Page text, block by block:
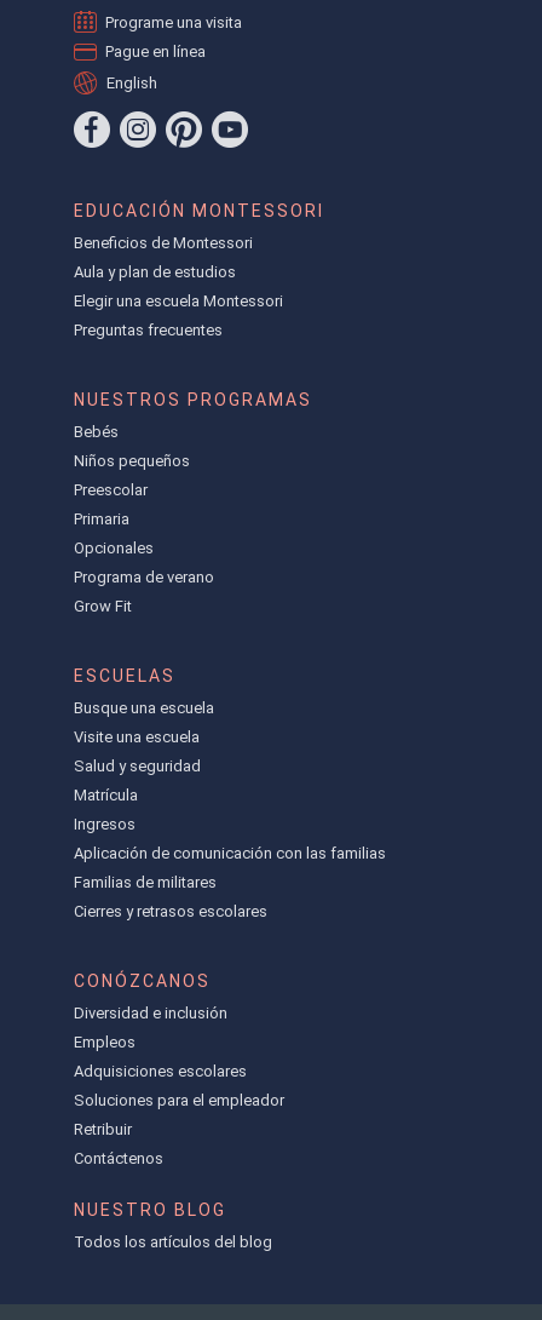
Programe una visita
Pague en línea
English
EDUCACIÓN MONTESSORI
Beneficios de Montessori
Aula y plan de estudios
Elegir una escuela Montessori
Preguntas frecuentes
NUESTROS PROGRAMAS
Bebés
Niños pequeños
Preescolar
Primaria
Opcionales
Programa de verano
Grow Fit
ESCUELAS
Busque una escuela
Visite una escuela
Salud y seguridad
Matrícula
Ingresos
Aplicación de comunicación con las familias
Familias de militares
Cierres y retrasos escolares
CONÓZCANOS
Diversidad e inclusión
Empleos
Adquisiciones escolares
Soluciones para el empleador
Retribuir
Contáctenos
NUESTRO BLOG
Todos los artículos del blog